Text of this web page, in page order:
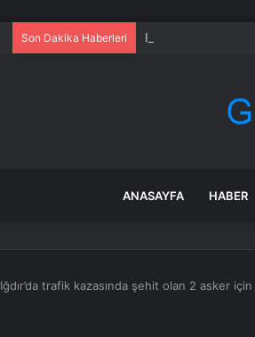
Son Dakika Haberleri Başkan Aydın,
ANASAYFA HABER
Iğdır’da trafik kazasında şehit olan 2 asker